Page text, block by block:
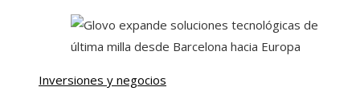
Inversiones y negocios